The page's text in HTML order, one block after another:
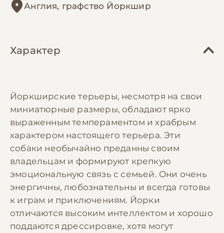
Англия, графство Йоркшир
Характер
Йоркширские терьеры, несмотря на свои
миниатюрные размеры, обладают ярко
выраженным темпераментом и храбрым
характером настоящего терьера. Эти
собаки необычайно преданны своим
владельцам и формируют крепкую
эмоциональную связь с семьей. Они очень
энергичны, любознательны и всегда готовы
к играм и приключениям. Йорки
отличаются высоким интеллектом и хорошо
поддаются дрессировке, хотя могут